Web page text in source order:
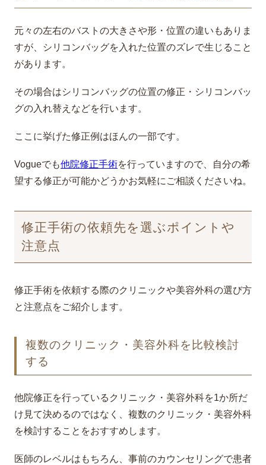
元々の左右のバストの大きさや形・位置の違いもありま
すが、シリコンバッグを入れた位置のズレで生じること
があります。
その場合はシリコンバッグの位置の修正・シリコンバッ
グの入れ替えなどを行います。
ここに挙げた修正例はほんの一部です。
Vogueでも他院修正手術を行っていますので、自分の希
望する修正が可能かどうかお気軽にご相談くださいね。
修正手術の依頼先を選ぶポイントや
注意点
修正手術を依頼する際のクリニックや美容外科の選び方
と注意点をご紹介します。
複数のクリニック・美容外科を比較検討
する
他院修正を行っているクリニック・美容外科を1か所だ
け見て決めるのではなく、複数のクリニック・美容外科
を検討することをおすすめします。
医師のレベルはもちろん、事前のカウンセリングで患者